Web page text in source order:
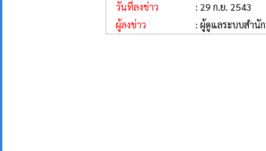
วันที่ลงข่าว
: 29 ก.ย. 2543
ผู้ลงข่าว
: ผู้ดูแลระบบสำนั